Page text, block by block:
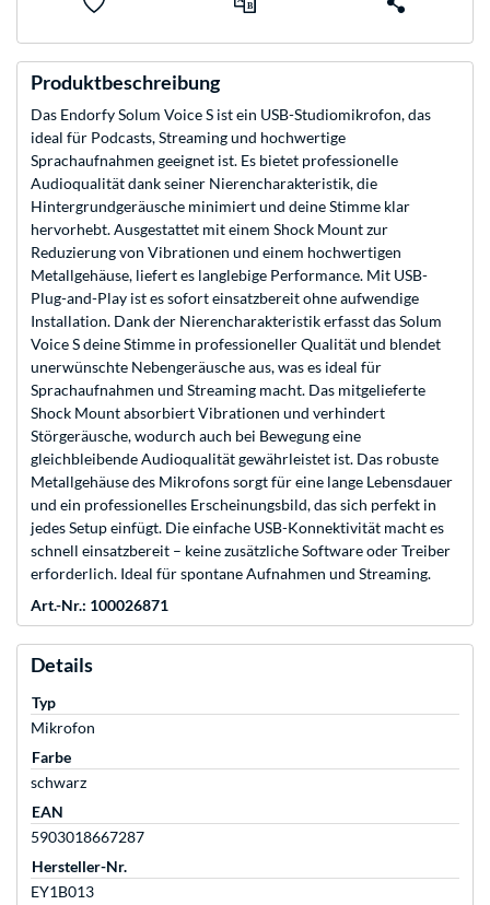
Produktbeschreibung
Das Endorfy Solum Voice S ist ein USB-Studiomikrofon, das
ideal für Podcasts, Streaming und hochwertige
Sprachaufnahmen geeignet ist. Es bietet professionelle
Audioqualität dank seiner Nierencharakteristik, die
Hintergrundgeräusche minimiert und deine Stimme klar
hervorhebt. Ausgestattet mit einem Shock Mount zur
Reduzierung von Vibrationen und einem hochwertigen
Metallgehäuse, liefert es langlebige Performance. Mit USB-
Plug-and-Play ist es sofort einsatzbereit ohne aufwendige
Installation. Dank der Nierencharakteristik erfasst das Solum
Voice S deine Stimme in professioneller Qualität und blendet
unerwünschte Nebengeräusche aus, was es ideal für
Sprachaufnahmen und Streaming macht. Das mitgelieferte
Shock Mount absorbiert Vibrationen und verhindert
Störgeräusche, wodurch auch bei Bewegung eine
gleichbleibende Audioqualität gewährleistet ist. Das robuste
Metallgehäuse des Mikrofons sorgt für eine lange Lebensdauer
und ein professionelles Erscheinungsbild, das sich perfekt in
jedes Setup einfügt. Die einfache USB-Konnektivität macht es
schnell einsatzbereit – keine zusätzliche Software oder Treiber
erforderlich. Ideal für spontane Aufnahmen und Streaming.
Art.-Nr.: 100026871
Details
Typ
Mikrofon
Farbe
schwarz
EAN
5903018667287
Hersteller-Nr.
EY1B013